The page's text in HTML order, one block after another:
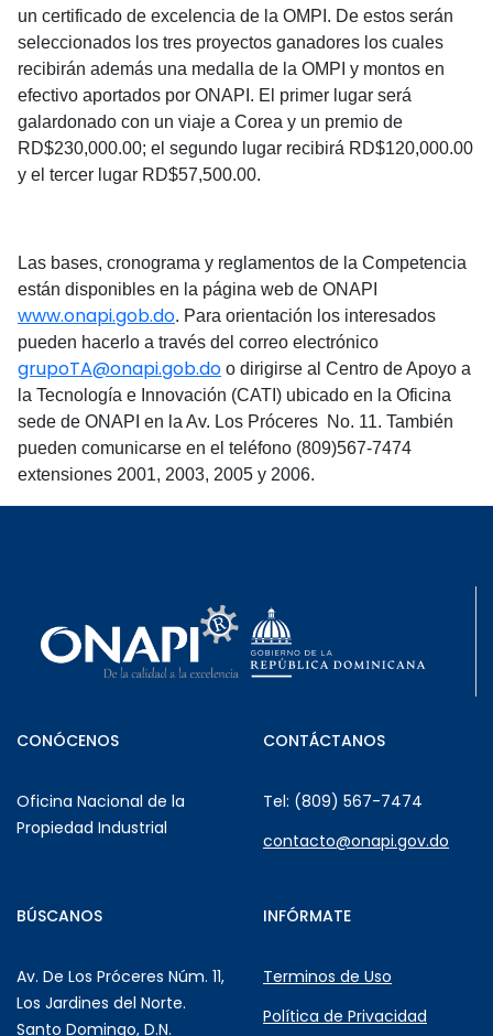
un certificado de excelencia de la OMPI. De estos serán
seleccionados los tres proyectos ganadores los cuales
recibirán además una medalla de la OMPI y montos en
efectivo aportados por ONAPI. El primer lugar será
galardonado con un viaje a Corea y un premio de
RD$230,000.00; el segundo lugar recibirá RD$120,000.00
y el tercer lugar RD$57,500.00.
Las bases, cronograma y reglamentos de la Competencia
están disponibles en la página web de ONAPI
www.onapi.gob.do. Para orientación los interesados
pueden hacerlo a través del correo electrónico
grupoTA@onapi.gob.do o dirigirse al Centro de Apoyo a
la Tecnología e Innovación (CATI) ubicado en la Oficina
sede de ONAPI en la Av. Los Próceres No. 11. También
pueden comunicarse en el teléfono (809)567-7474
extensiones 2001, 2003, 2005 y 2006.
CONÓCENOS
Oficina Nacional de la
Propiedad Industrial
CONTÁCTANOS
Tel: (809) 567-7474
contacto@onapi.gov.do
BÚSCANOS
Av. De Los Próceres Núm. 11,
Los Jardines del Norte.
Santo Domingo, D.N.
INFÓRMATE
Terminos de Uso
Política de Privacidad